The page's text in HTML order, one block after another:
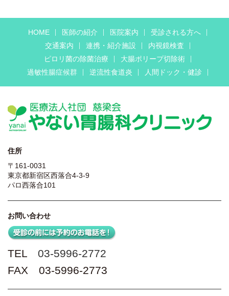
HOME 医師の紹介 医院案内
受診される方へ
交通案内
連携・紹介施設
内視鏡検査
ピロリ菌の除菌治療
大腸ポリープ切除術
過敏性腸症候群
逆流性食道炎 人間ドック・健診
住所
〒161-0031
東京都新宿区西落合4-3-9
パロ西落合101
お問い合わせ
TEL 03-5996-2772
FAX 03-5996-2773